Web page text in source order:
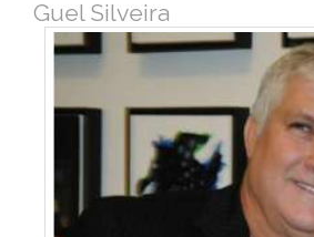
Guel Silveira